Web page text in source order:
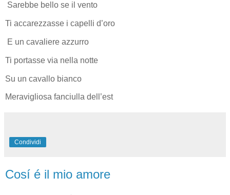
Sarebbe bello se il vento
Ti accarezzasse i capelli d’oro
E un cavaliere azzurro
Ti portasse via nella notte
Su un cavallo bianco
Meravigliosa fanciulla dell’est
Condividi
Cosí é il mio amore